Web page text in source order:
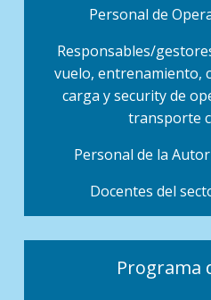
Personal de
Responsables/
vuelo, entrenamiento,
carga y security de
transporte
Personal de la
Docentes del
Programa